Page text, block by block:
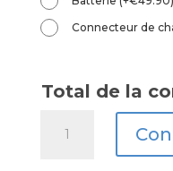
Connecteur de
Total de la